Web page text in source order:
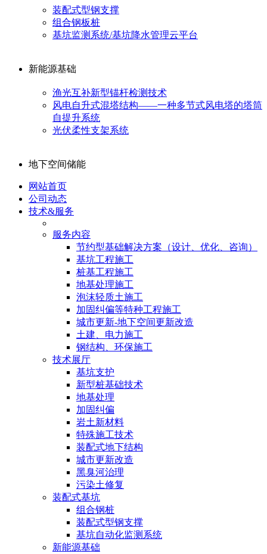
装配式型钢支撑
组合钢板桩
基坑监测系统/基坑降水管理云平台
新能源基础
渔光互补新型锚杆检测技术
风电自升式混塔结构——一种多节式风电塔的塔筒
自提升系统
光伏柔性支架系统
地下空间储能
网站首页
公司动态
技术&服务
服务内容
节约型基础解决方案（设计、优化、咨询）
基坑工程施工
桩基工程施工
地基处理施工
泡沫轻质土施工
加固纠偏等特种工程施工
城市更新-地下空间更新改造
土建、电力施工
钢结构、环保施工
技术展厅
基坑支护
新型桩基础技术
地基处理
加固纠偏
岩土新材料
特殊施工技术
装配式地下结构
城市更新改造
黑臭河治理
污染土修复
装配式基坑
组合钢桩
装配式型钢支撑
基坑自动化监测系统
新能源基础